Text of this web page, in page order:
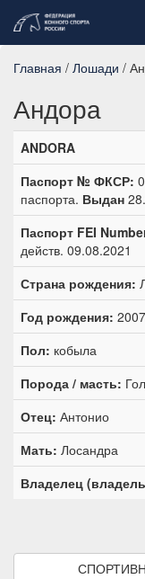
Главная / Лошади /
Андора
ANDORA
Паспорт № ФКСР:
паспорта. Выдан
Паспорт FEI
действ. 09.08.2021
Страна рождения:
Год рождения: 2007
Пол: кобыла
Порода / масть:
Отец: Антонио
Мать: Лосандра
Владелец